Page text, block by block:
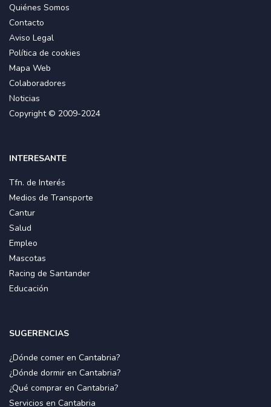
Quiénes Somos
Contacto
Aviso Legal
Política de cookies
Mapa Web
Colaboradores
Noticias
Copyright © 2009-2024
INTERESANTE
Tfn. de Interés
Medios de Transporte
Cantur
Salud
Empleo
Mascotas
Racing de Santander
Educación
SUGERENCIAS
¿Dónde comer en Cantabria?
¿Dónde dormir en Cantabria?
¿Qué comprar en Cantabria?
Servicios en Cantabria